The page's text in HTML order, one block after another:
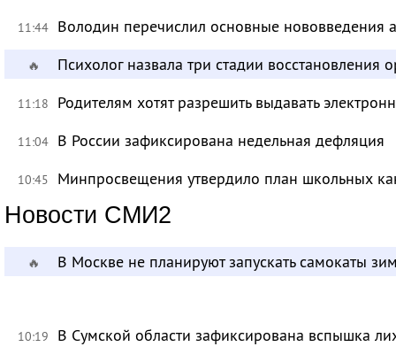
11:44 Володин перечислил основные нововведения
🔥 Психолог назвала три стадии восстановления
11:18 Родителям хотят разрешить выдавать
11:04 В России зафиксирована недельная дефляция
10:45 Минпросвещения утвердило план школьных
Новости СМИ2
🔥 В Москве не планируют запускать самокаты
10:19 В Сумской области зафиксирована вспышка